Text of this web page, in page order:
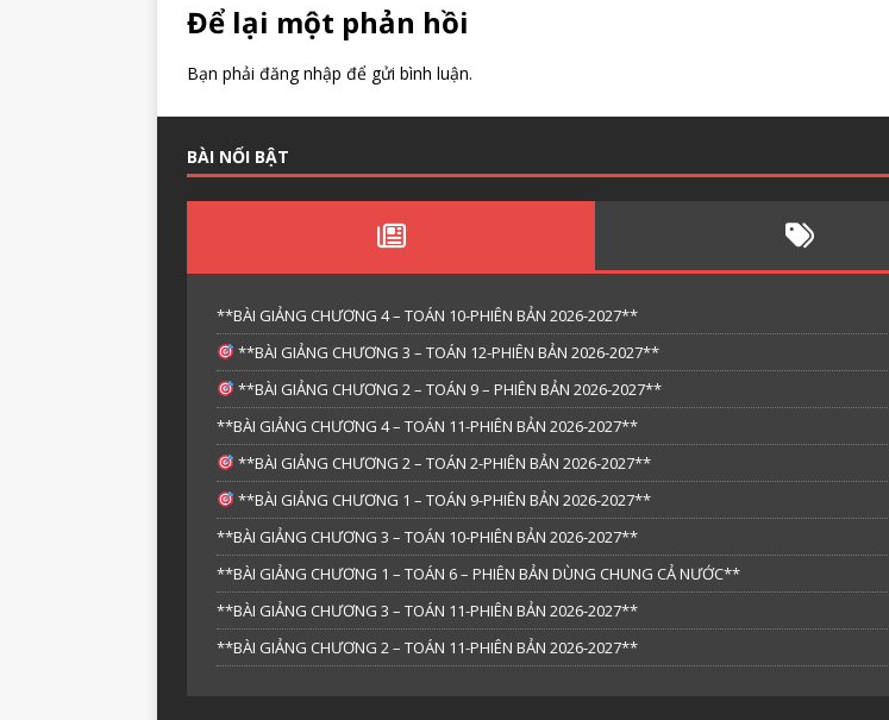
Để lại một phản hồi
Bạn phải đăng nhập để gửi bình luận.
BÀI NỔI BẬT
**BÀI GIẢNG CHƯƠNG 4 – TOÁN 10-PHIÊN BẢN 2026-2027**
**BÀI GIẢNG CHƯƠNG 3 – TOÁN 12-PHIÊN BẢN 2026-2027**
**BÀI GIẢNG CHƯƠNG 2 – TOÁN 9 – PHIÊN BẢN 2026-2027**
**BÀI GIẢNG CHƯƠNG 4 – TOÁN 11-PHIÊN BẢN 2026-2027**
**BÀI GIẢNG CHƯƠNG 2 – TOÁN 2-PHIÊN BẢN 2026-2027**
**BÀI GIẢNG CHƯƠNG 1 – TOÁN 9-PHIÊN BẢN 2026-2027**
**BÀI GIẢNG CHƯƠNG 3 – TOÁN 10-PHIÊN BẢN 2026-2027**
**BÀI GIẢNG CHƯƠNG 1 – TOÁN 6 – PHIÊN BẢN DÙNG CHUNG CẢ NƯỚC**
**BÀI GIẢNG CHƯƠNG 3 – TOÁN 11-PHIÊN BẢN 2026-2027**
**BÀI GIẢNG CHƯƠNG 2 – TOÁN 11-PHIÊN BẢN 2026-2027**